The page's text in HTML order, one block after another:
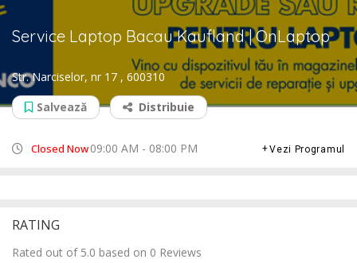
Service Laptop Bacau Kaufland | OnLaptop
Str. Narciselor, nr 17 , 600310
Salvează
Distribuie
Closed Now09:00 AM - 08:00 PM Vezi Programul
RATING
Rated out of 5.0 based on 0 Reviews